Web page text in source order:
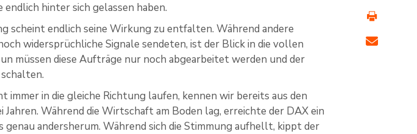
hinter sich gelassen haben.
scheint endlich seine Wirkung zu entfalten. Während andere
widersprüchliche Signale sendeten, ist der Blick in die vollen
müssen diese Aufträge nur noch abgearbeitet werden und der
in die gleiche Richtung laufen, kennen wir bereits aus den
Während die Wirtschaft am Boden lag, erreichte der DAX ein
genau andersherum. Während sich die Stimmung aufhellt, kippt der